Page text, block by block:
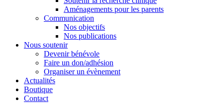
Aménagements pour les parents
Communication
Nos objectifs
Nos publications
Nous soutenir
Devenir bénévole
Faire un don/adhésion
Organiser un évènement
Actualités
Boutique
Contact